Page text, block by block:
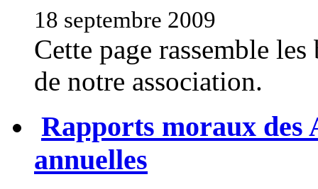
18 septembre 2009
Cette page rassemble
de notre association.
Rapports moraux des
annuelles